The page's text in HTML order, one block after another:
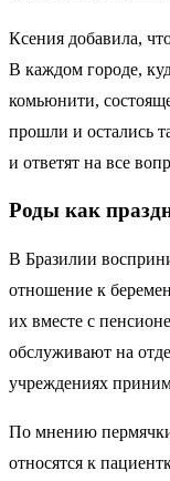
Ксения добавила,
В каждом городе,
комьюнити,
прошли и остались
и ответят на все
Роды как
В Бразилии
отношение к
их вместе с
обслуживают на
учреждениях
По мнению
относятся к